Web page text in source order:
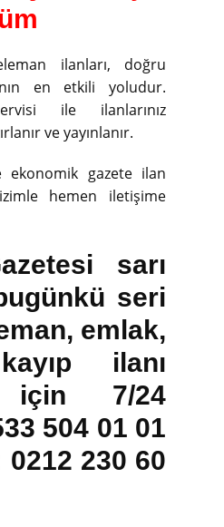
ilanları, doğru
en etkili yoludur.
ile ilanlarınız
ve yayınlanır.
ekonomik gazete ilan
hemen iletişime
sarı
seri
emlak,
ilanı
için 7/24
504 01 01
230 60